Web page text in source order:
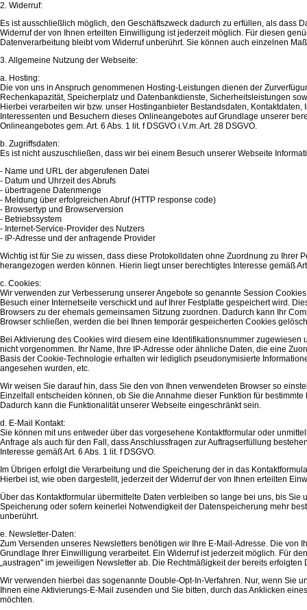
2. Widerruf:
Es ist ausschließlich möglich, den Geschäftszweck dadurch zu erfüllen, als
Widerruf der von Ihnen erteilten Einwilligung ist jederzeit möglich. Für diesen
Datenverarbeitung bleibt vom Widerruf unberührt. Sie können auch einzelnen
3. Allgemeine Nutzung der Webseite:
a. Hosting:
Die von uns in Anspruch genommenen Hosting-Leistungen dienen der
Rechenkapazität, Speicherplatz und Datenbankdienste, Sicherheitsleistungen
Hierbei verarbeiten wir bzw. unser Hostinganbieter Bestandsdaten,
Interessenten und Besuchern dieses Onlineangebotes auf Grundlage unserer
Onlineangebotes gem. Art. 6 Abs. 1 lit. f DSGVO i.V.m. Art. 28 DSGVO.
b. Zugriffsdaten:
Es ist nicht auszuschließen, dass wir bei einem Besuch unserer Webseite
- Name und URL der abgerufenen Datei
- Datum und Uhrzeit des Abrufs
- übertragene Datenmenge
- Meldung über erfolgreichen Abruf (HTTP response code)
- Browsertyp und Browserversion
- Betriebssystem
- Internet-Service-Provider des Nutzers
- IP-Adresse und der anfragende Provider
Wichtig ist für Sie zu wissen, dass diese Protokolldaten ohne Zuordnung zu Ihrer
herangezogen werden können. Hierin liegt unser berechtigtes Interesse gemäß
c. Cookies:
Wir verwenden zur Verbesserung unserer Angebote so genannte Session
Besuch einer Internetseite verschickt und auf Ihrer Festplatte gespeichert wird.
Browsers zu der ehemals gemeinsamen Sitzung zuordnen. Dadurch kann Ihr
Browser schließen, werden die bei Ihnen temporär gespeicherten Cookies
Bei Aktivierung des Cookies wird diesem eine Identifikationsnummer
nicht vorgenommen. Ihr Name, Ihre IP-Adresse oder ähnliche Daten, die eine
Basis der Cookie-Technologie erhalten wir lediglich pseudonymisierte
angesehen wurden, etc.
Wir weisen Sie darauf hin, dass Sie den von Ihnen verwendeten Browser so
Einzelfall entscheiden können, ob Sie die Annahme dieser Funktion für
Dadurch kann die Funktionalität unserer Webseite eingeschränkt sein.
d. E-Mail Kontakt:
Sie können mit uns entweder über das vorgesehene Kontaktformular oder
Anfrage als auch für den Fall, dass Anschlussfragen zur Auftragserfüllung
Interesse gemäß Art. 6 Abs. 1 lit. f DSGVO.
Im Übrigen erfolgt die Verarbeitung und die Speicherung der in das
Hierbei ist, wie oben dargestellt, jederzeit der Widerruf der von Ihnen erteilten
Über das Kontaktformular übermittelte Daten verbleiben so lange bei uns, bis
Speicherung oder sofern keinerlei Notwendigkeit der Datenspeicherung mehr
unberührt.
e. Newsletter-Daten:
Zum Versenden unseres Newsletters benötigen wir Ihre E-Mail-Adresse. Die
Grundlage Ihrer Einwilligung verarbeitet. Ein Widerruf ist jederzeit möglich. Für
„austragen" im jeweiligen Newsletter ab. Die Rechtmäßigkeit der bereits
Wir verwenden hierbei das sogenannte Double-Opt-In-Verfahren. Nur, wenn Sie
Ihnen eine Aktivierungs-E-Mail zusenden und Sie bitten, durch das Anklicken
möchten.